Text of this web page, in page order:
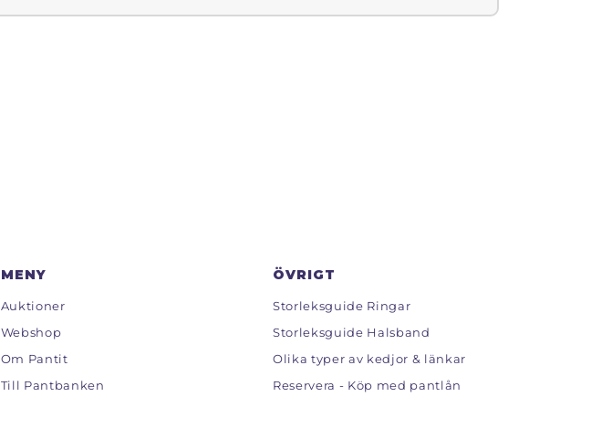
MENY
Auktioner
Webshop
Om Pantit
Till Pantbanken
ÖVRIGT
Storleksguide Ringar
Storleksguide Halsband
Olika typer av kedjor & länkar
Reservera - Köp med pantlån